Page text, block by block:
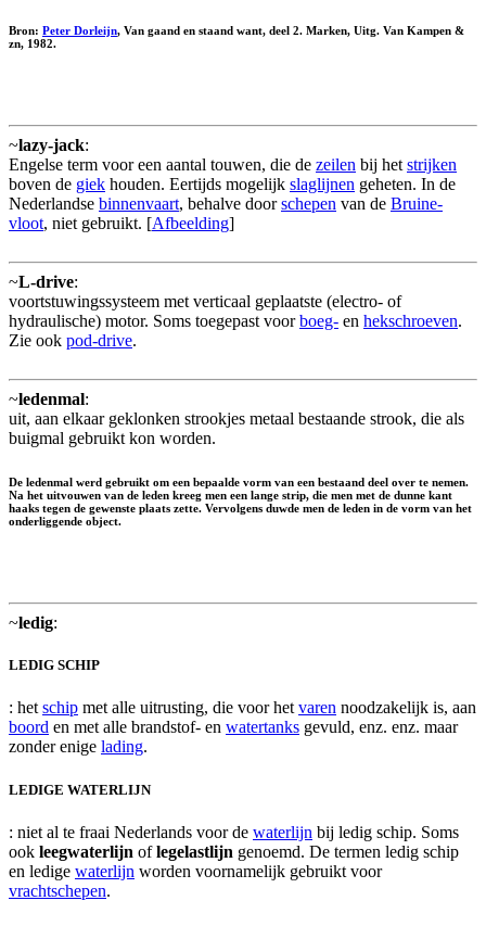
Bron: Peter Dorleijn, Van gaand en staand want, deel 2. Marken, Uitg. Van Kampen &
zn, 1982.
~lazy-jack:
Engelse term voor een aantal touwen, die de zeilen bij het strijken
boven de giek houden. Eertijds mogelijk slaglijnen geheten. In de
Nederlandse binnenvaart, behalve doorschepen van de Bruine-
vloot, niet gebruikt. [Afbeelding]
~L-drive:
voortstuwingssysteem met verticaal geplaatste (electro- of
hydraulische) motor. Soms toegepast voorboeg- en hekschroeven.
Zie ook pod-drive.
~ledenmal:
uit, aan elkaar geklonken strookjes metaal bestaande strook, die als
buigmal gebruikt kon worden.
De ledenmal werd gebruikt om een bepaalde vorm van een bestaand deel over te nemen.
Na het uitvouwen van de leden kreeg men een lange strip, die men met de dunne kant
haaks tegen de gewenste plaats zette. Vervolgens duwde men de leden in de vorm van het
onderliggende object.
~ledig:
LEDIG SCHIP
: het schip met alle uitrusting, die voor het varen noodzakelijk is, aan
boord en met alle brandstof- en watertanks gevuld, enz. enz. maar
zonder enige lading.
LEDIGE WATERLIJN
: niet al te fraai Nederlands voor de waterlijn bij ledig schip. Soms
ook leegwaterlijn oflegelastlijn genoemd. De termen ledig schip
en ledige waterlijn worden voornamelijk gebruikt voor
vrachtschepen.